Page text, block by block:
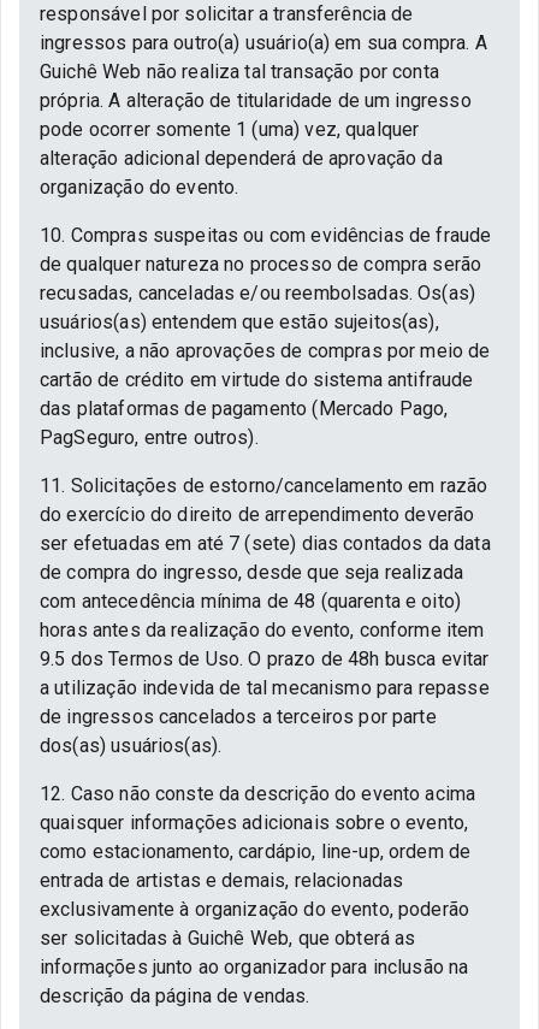
responsável por solicitar a transferência de
ingressos para outro(a) usuário(a) em sua compra. A
Guichê Web não realiza tal transação por conta
própria. A alteração de titularidade de um ingresso
pode ocorrer somente 1 (uma) vez, qualquer
alteração adicional dependerá de aprovação da
organização do evento.
10. Compras suspeitas ou com evidências de fraude
de qualquer natureza no processo de compra serão
recusadas, canceladas e/ou reembolsadas. Os(as)
usuários(as) entendem que estão sujeitos(as),
inclusive, a não aprovações de compras por meio de
cartão de crédito em virtude do sistema antifraude
das plataformas de pagamento (Mercado Pago,
PagSeguro, entre outros).
11. Solicitações de estorno/cancelamento em razão
do exercício do direito de arrependimento deverão
ser efetuadas em até 7 (sete) dias contados da data
de compra do ingresso, desde que seja realizada
com antecedência mínima de 48 (quarenta e oito)
horas antes da realização do evento, conforme item
9.5 dos Termos de Uso. O prazo de 48h busca evitar
a utilização indevida de tal mecanismo para repasse
de ingressos cancelados a terceiros por parte
dos(as) usuários(as).
12. Caso não conste da descrição do evento acima
quaisquer informações adicionais sobre o evento,
como estacionamento, cardápio, line-up, ordem de
entrada de artistas e demais, relacionadas
exclusivamente à organização do evento, poderão
ser solicitadas à Guichê Web, que obterá as
informações junto ao organizador para inclusão na
descrição da página de vendas.